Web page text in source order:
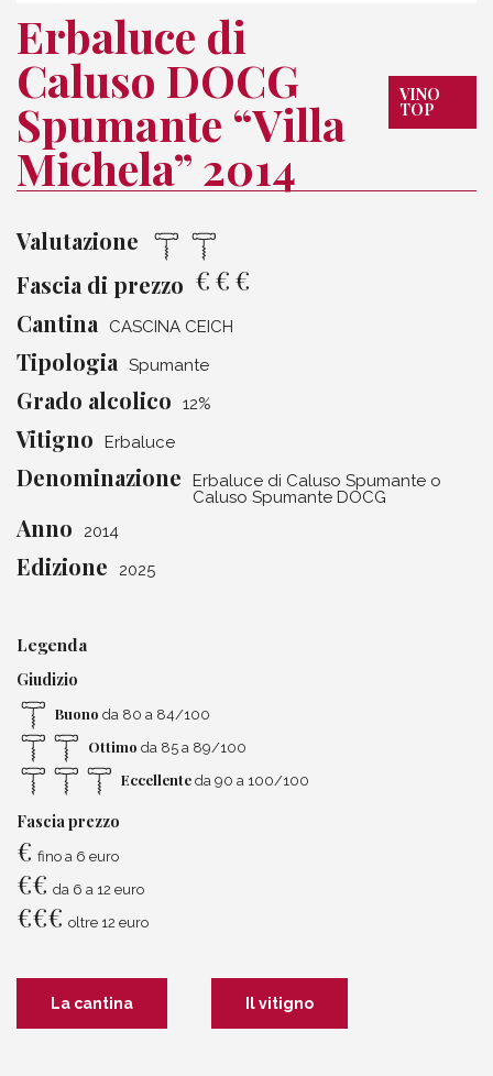
Erbaluce di
Caluso DOCG
Spumante “Villa
Michela” 2014
VINO
TOP
Valutazione
Fascia di prezzo €€€
Cantina CASCINA CEICH
Tipologia Spumante
Grado alcolico 12%
Vitigno Erbaluce
Denominazione
Erbaluce di Caluso Spumante o
Caluso Spumante DOCG
Anno 2014
Edizione 2025
Legenda
Giudizio
Buono da 80 a 84/100
Ottimo da 85 a 89/100
Eccellente da 90 a 100/100
Fascia prezzo
€ fino a 6 euro
€€ da 6 a 12 euro
€€€ oltre 12 euro
La cantina Il vitigno